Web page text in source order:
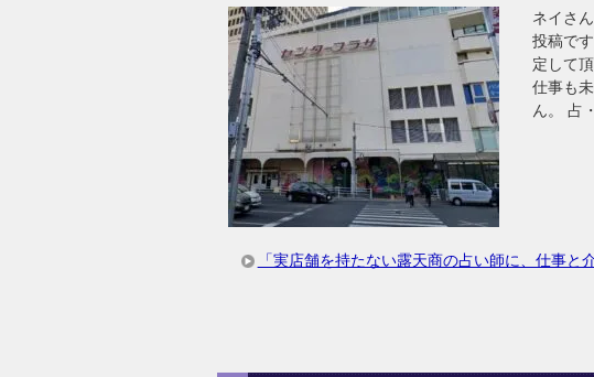
ネイさ
投稿で
定して
仕事も
ん。 占
「実店舗を持たない露天商の占い師に、仕事